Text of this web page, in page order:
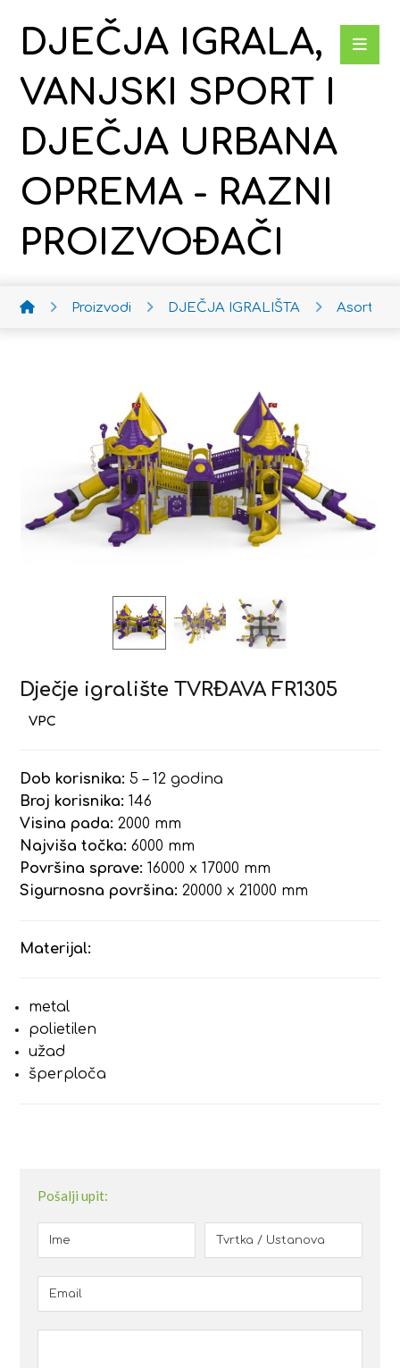
DJEČJA IGRALA,
VANJSKI SPORT I
DJEČJA URBANA
OPREMA - RAZNI
PROIZVOĐAČI
Proizvodi DJEČJA IGRALIŠTA
Dječje igralište TVRĐAVA FR1305
Dob korisnika: 5 – 12 godina
Broj korisnika: 146
Visina pada: 2000 mm
Najviša točka: 6000 mm
Površina sprave: 16000 x 17000 mm
Sigurnosna površina: 20000 x 21000 mm
Materijal:
metal
polietilen
užad
šperploča
Pošalji upit: